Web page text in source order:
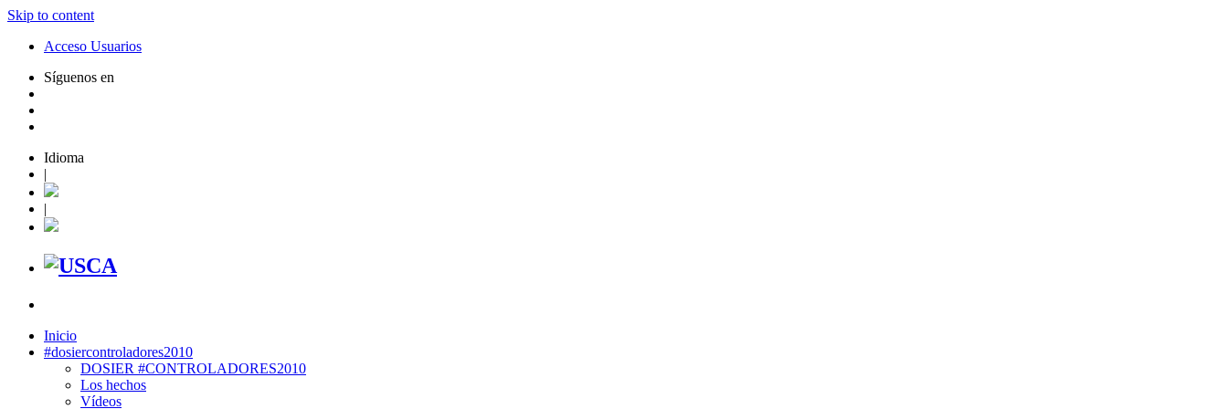
Skip to content
Acceso Usuarios
Síguenos en
Idioma
|
|
Inicio
#dosiercontroladores2010
DOSIER #CONTROLADORES2010
Los hechos
Vídeos